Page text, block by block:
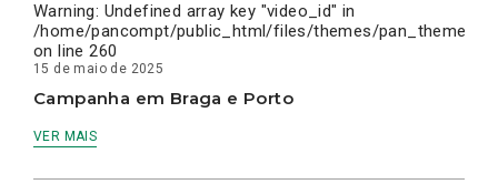
Warning: Undefined array key "video_id" in
/home/pancompt/public_html/files/themes/pan_theme/
on line260
15 de maio de 2025
Campanha em Braga e Porto
VER MAIS